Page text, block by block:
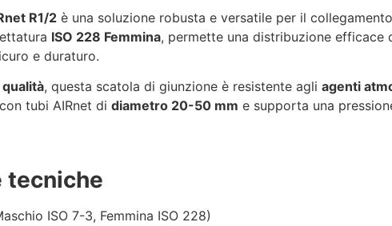
R1/2 è una soluzione robusta e versatile per il
ISO 228 Femmina, permette una distribuzione efficace
e duraturo.
, questa scatola di giunzione è resistente agli agenti
tubi AIRnet di diametro 20-50 mm e supporta una
tecniche
ISO 7-3, Femmina ISO 228)